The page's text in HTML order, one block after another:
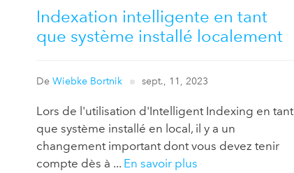
Indexation intelligente en tant
que système installé localement
De Wiebke Bortnik sept., 11, 2023
Lors de l'utilisation d'Intelligent Indexing en tant
que système installé en local, il y a un
changement important dont vous devez tenir
compte dès à ... En savoir plus